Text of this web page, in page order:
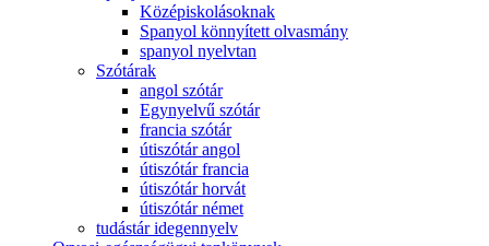
Középiskolásoknak
Spanyol könnyített olvasmány
spanyol nyelvtan
Szótárak
angol szótár
Egynyelvű szótár
francia szótár
útiszótár angol
útiszótár francia
útiszótár horvát
útiszótár német
tudástár idegennyelv